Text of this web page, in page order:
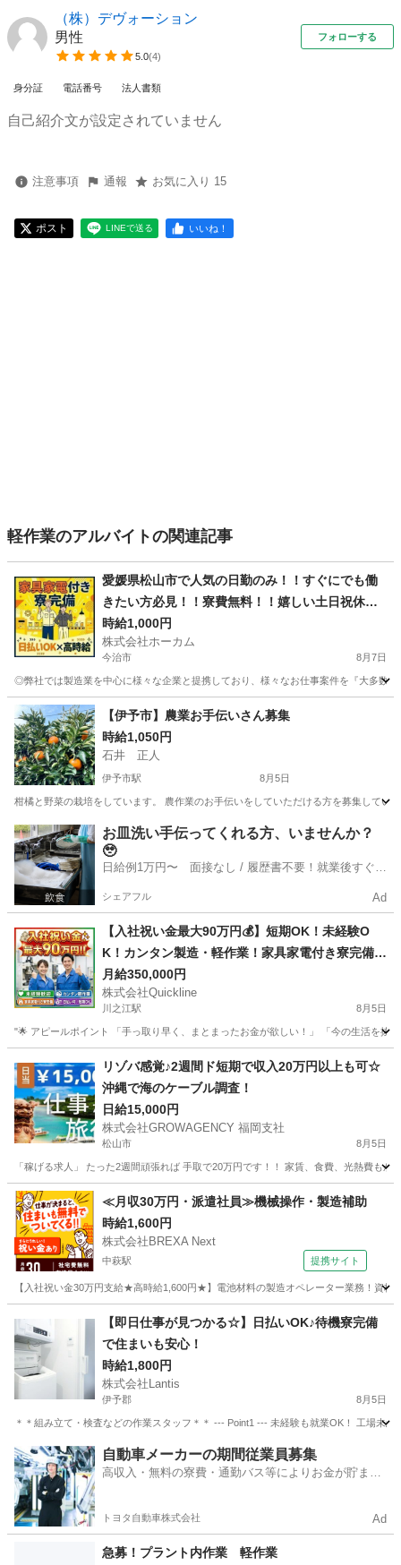
（株）デヴォーション
男性
5.0(4)
フォローする
身分証 電話番号 法人書類
自己紹介文が設定されていません
注意事項 通報 お気に入り 15
ポスト LINEで送る いいね！
軽作業のアルバイトの関連記事
愛媛県松山市で人気の日勤のみ！！すぐにでも働
きたい方必見！！寮費無料！！嬉しい土日祝休
み！！
時給1,000円
株式会社ホーカム
今治市 8月7日
◎弊社では製造業を中心に様々な企業と提携しており、様々なお仕事案件を『大多数
愛媛 今治市 軽作業 無料
【伊予市】農業お手伝いさん募集
時給1,050円
石井 正人
伊予市駅 8月5日
柑橘と野菜の栽培をしています。 農作業のお手伝いをしていただける方を募集して
愛媛 伊予市 伊予市駅 農業 お手伝いさん
お皿洗い手伝ってくれる方、いませんか？
🥹
日給例1万円〜 面接なし / 履歴書不要！就業後すぐに
シェアフル Ad
【入社祝い金最大90万円💰】短期OK！未経験O
K！カンタン製造・軽作業！家具家電付き寮完備
🏠
月給350,000円
株式会社Quickline
川之江駅 8月5日
"🌟 アピールポイント 「手っ取り早く、まとまったお金が欲しい！」 「今の生活を抜
川之江駅 工場 時給
リゾバ感覚♪2週間ド短期で収入20万円以上も可☆
沖縄で海のケーブル調査！
日給15,000円
株式会社GROWAGENCY 福岡支社
松山市 8月5日
「稼げる求人」 たった2週間頑張れば 手取で20万円です！！ 家賃、食費、光熱費も
愛媛 松山市 その他 客室
≪月収30万円・派遣社員≫機械操作・製造補助
時給1,600円
株式会社BREXA Next
中萩駅 提携サイト
【入社祝い金30万円支給★高時給1,600円★】電池材料の製造オペレーター業務！資
中萩駅 その他
【即日仕事が見つかる☆】日払いOK♪待機寮完備
で住まいも安心！
時給1,800円
株式会社Lantis
伊予郡 8月5日
＊＊組み立て・検査などの作業スタッフ＊＊ --- Point1 --- 未経験も就業OK！ 工場未
愛媛 伊予郡 工場 スタッフ
自動車メーカーの期間従業員募集
高収入・無料の寮費・通勤バス等によりお金が貯まり
トヨタ自動車株式会社 Ad
急募！プラント内作業 軽作業